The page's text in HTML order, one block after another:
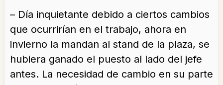
– Día inquietante debido a ciertos cambios
que ocurrirían en el trabajo, ahora en
invierno la mandan al stand de la plaza, se
hubiera ganado el puesto al lado del jefe
antes. La necesidad de cambio en su parte